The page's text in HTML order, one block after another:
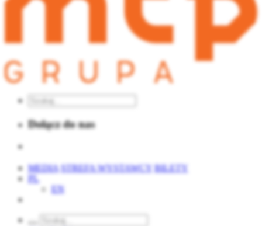
Dołącz do nas
MEDIA STREFA WYSTAWCY BILETY
PL
EN